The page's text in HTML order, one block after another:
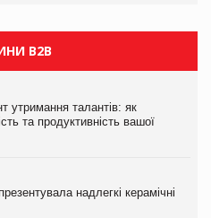
B2B
утримання талантів: як
та продуктивність вашої
надлегкі керамічні